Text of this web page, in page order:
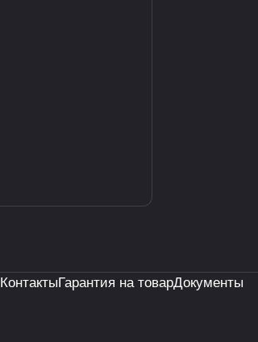
КонтактыГарантия на товарДокументы